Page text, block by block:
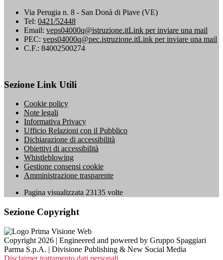
Via Perugia n. 8 - San Donà di Piave (VE)
Tel: 0421/52448
Email: veps04000q@istruzione.itLink per inviare una mail
PEC: veps04000q@pec.istruzione.itLink per inviare una mail
C.F.: 84002500274
Sezione Link Utili
Cookie policy
Note legali
Informativa Privacy
Ufficio Relazioni con il Pubblico
Dichiarazione di accessibilità
Obiettivi di accessibilità
Whistleblowing
Gestione consensi cookie
Amministrazione trasparente
Pagina visualizzata 23135 volte
Sezione Copyright
Copyright 2026 | Engineered and powered by Gruppo Spaggiari
Parma S.p.A. | Divisione Publishing & New Social Media
Disclaimer trattamento dati personali